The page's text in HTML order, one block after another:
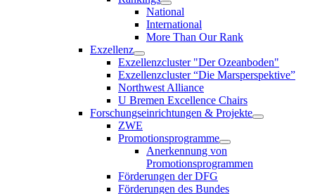
National
International
More Than Our Rank
Exzellenz
Exzellenzcluster "Der Ozeanboden"
Exzellenzcluster “Die Marsperspektive”
Northwest Alliance
U Bremen Excellence Chairs
Forschungseinrichtungen & Projekte
ZWE
Promotionsprogramme
Anerkennung von
Promotionsprogrammen
Förderungen der DFG
Förderungen des Bundes